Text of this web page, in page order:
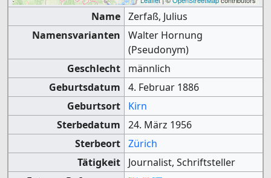
Name
Zerfaß, Julius
Namensvarianten
Walter Hornung
(Pseudonym)
Geschlecht
männlich
Geburtsdatum
4. Februar 1886
Geburtsort
Kirn
Sterbedatum
24. März 1956
Sterbeort
Zürich
Tätigkeit
Journalist, Schriftsteller